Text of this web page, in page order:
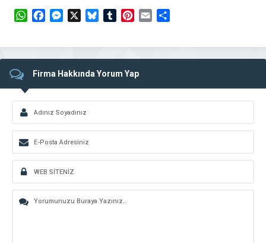
WhatsAppFacebookMessengerBlueskyTumblrPinterest
Email
Firma Hakkında Yorum Yap